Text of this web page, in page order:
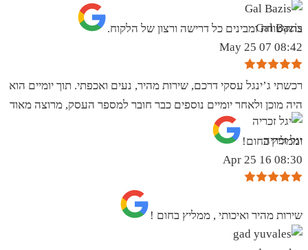
בתקשורת ומבינים כל דרישה ורצון של הלקוח.
Gal Bazis
08:42 07 May 25
רכשתי ג’ינגל עסקי דרכם, שירות מהיר, נעים ואכפתי. תוך יומיים הוא
היה מוכן ולאחר יומיים נוספים כבר חובר למספר העסק, מרוצה מאוד
וממליץ בחום!
יגל זכריה
08:30 16 Apr 25
שירות מהיר ואיכותי , ממליץ בחום !